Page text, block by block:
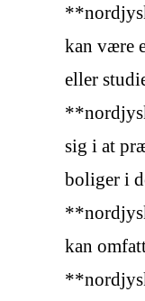
kan være
eller
sig i at
boliger i
kan